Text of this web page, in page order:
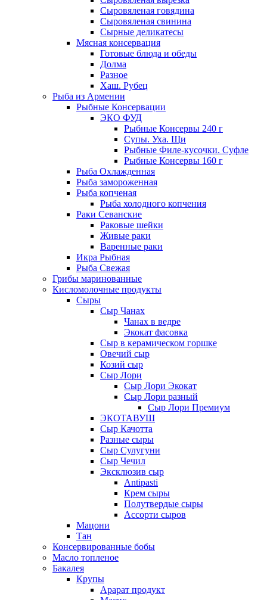
Сыровяленая говядина
Сыровяленая свинина
Сырные деликатесы
Мясная консервация
Готовые блюда и обеды
Долма
Разное
Хаш. Рубец
Рыба из Армении
Рыбные Консервации
ЭКО ФУД
Рыбные Консервы 240 г
Супы. Уха. Щи
Рыбные Филе-кусочки. Суфле
Рыбные Консервы 160 г
Рыба Охлажденная
Рыба замороженная
Рыба копченая
Рыба холодного копчения
Раки Севанские
Раковые шейки
Живые раки
Варенные раки
Икра Рыбная
Рыба Свежая
Грибы маринованные
Кисломолочные продукты
Сыры
Сыр Чанах
Чанах в ведре
Экокат фасовка
Сыр в керамическом горшке
Овечий сыр
Козий сыр
Сыр Лори
Сыр Лори Экокат
Сыр Лори разный
Сыр Лори Премиум
ЭКОТАВУШ
Сыр Качотта
Разные сыры
Сыр Сулугуни
Сыр Чечил
Эксклюзив сыр
Antipasti
Крем сыры
Полутвердые сыры
Ассорти сыров
Мацони
Тан
Консервированные бобы
Масло топленое
Бакалея
Крупы
Арарат продукт